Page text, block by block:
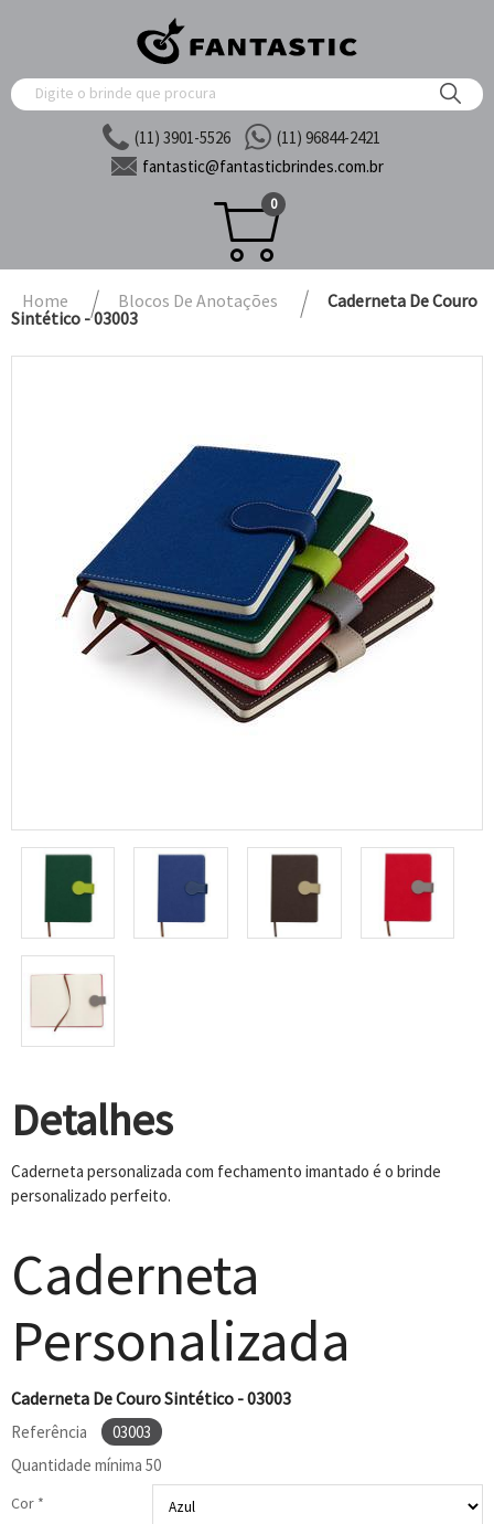
(11) 3901-5526
(11) 96844-2421
fantastic@fantasticbrindes.com.br
0
Home Blocos De Anotações
Caderneta De Couro
Sintético - 03003
Detalhes
Caderneta personalizada com fechamento imantado é o brinde
personalizado perfeito.
Caderneta
Personalizada
Caderneta De Couro Sintético - 03003
Referência
03003
Quantidade mínima 50
Cor *